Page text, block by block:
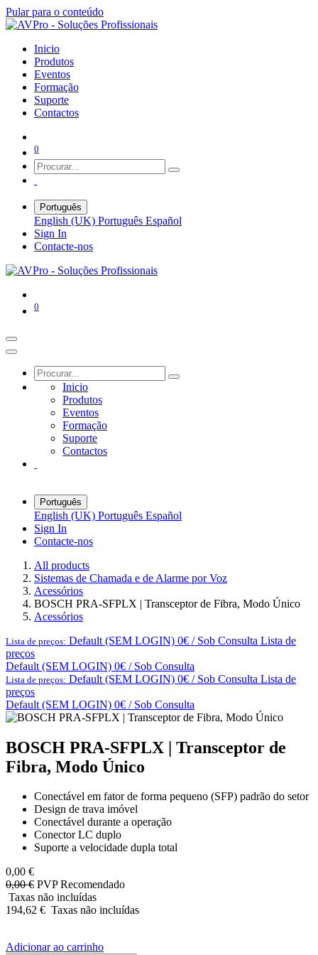
Pular para o conteúdo
Inicio
Produtos
Eventos
Formação
Suporte
Contactos
0
Português
English (UK) Português Español
Sign In
Contacte-nos
0
Inicio
Produtos
Eventos
Formação
Suporte
Contactos
Português
English (UK) Português Español
Sign In
Contacte-nos
All products
Sistemas de Chamada e de Alarme por Voz
Acessórios
BOSCH PRA-SFPLX | Transceptor de Fibra, Modo Único
Acessórios
Lista de preços: Default (SEM LOGIN) 0€ / Sob Consulta Lista de
preços
Default (SEM LOGIN) 0€ / Sob Consulta
Lista de preços: Default (SEM LOGIN) 0€ / Sob Consulta Lista de
preços
Default (SEM LOGIN) 0€ / Sob Consulta
BOSCH PRA-SFPLX | Transceptor de
Fibra, Modo Único
Conectável em fator de forma pequeno (SFP) padrão do setor
Design de trava imóvel
Conectável durante a operação
Conector LC duplo
Suporte a velocidade dupla total
0,00 €
0,00€ PVP Recomendado
Taxas não incluídas
194,62 € Taxas não incluídas
Adicionar ao carrinho